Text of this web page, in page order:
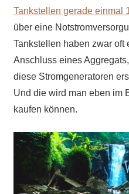
Tankstellen gerade einmal
über eine
Tankstellen haben zwar oft
Anschluss eines
diese Stromgeneratoren
Und die wird man eben im
kaufen können.